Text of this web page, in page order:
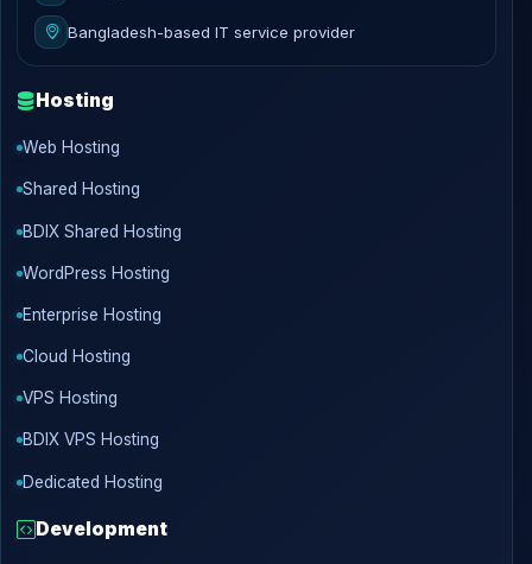
Bangladesh-based IT service provider
Hosting
Web Hosting
Shared Hosting
BDIX Shared Hosting
WordPress Hosting
Enterprise Hosting
Cloud Hosting
VPS Hosting
BDIX VPS Hosting
Dedicated Hosting
Development